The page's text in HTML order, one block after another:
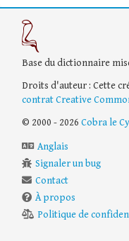
Base du dictionnaire
Droits d'auteur : Cette
contrat Creative
© 2000 - 2026 Cobra le
Anglais
Signaler un bug
Contact
À propos
Politique de